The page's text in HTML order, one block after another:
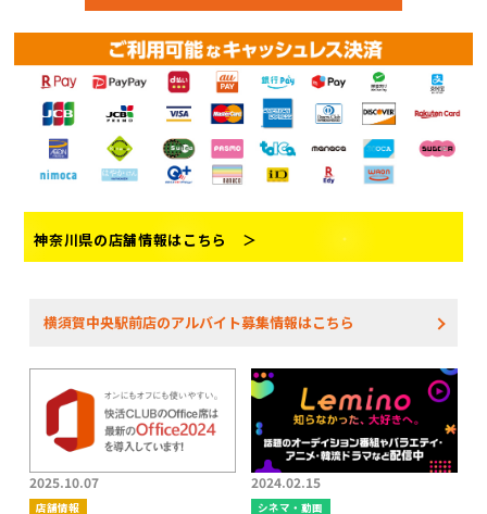
神奈川県の店舗情報はこちら ＞
横須賀中央駅前店のアルバイト募集情報はこちら
2025.10.07
店舗情報
2024.02.15
シネマ・動画